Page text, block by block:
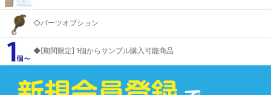
◇パーツオプション
◆[期間限定] 1個からサンプル購入可能商品